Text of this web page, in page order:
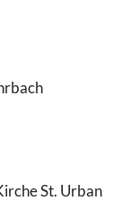
St. Urban